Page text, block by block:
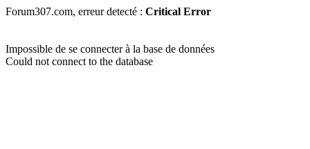
Forum307.com, erreur detecté : Critical Error
Impossible de se connecter à la base de données
Could not connect to the database